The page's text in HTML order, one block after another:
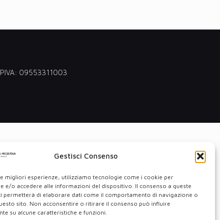
Gestisci Consenso
migliori esperienze, utilizziamo tecnologie come i cookie per
e/o accedere alle informazioni del dispositivo. Il consenso a queste
permetterà di elaborare dati come il comportamento di navigazione o
sito. Non acconsentire o ritirare il consenso può influire
su alcune caratteristiche e funzioni.
09553311003